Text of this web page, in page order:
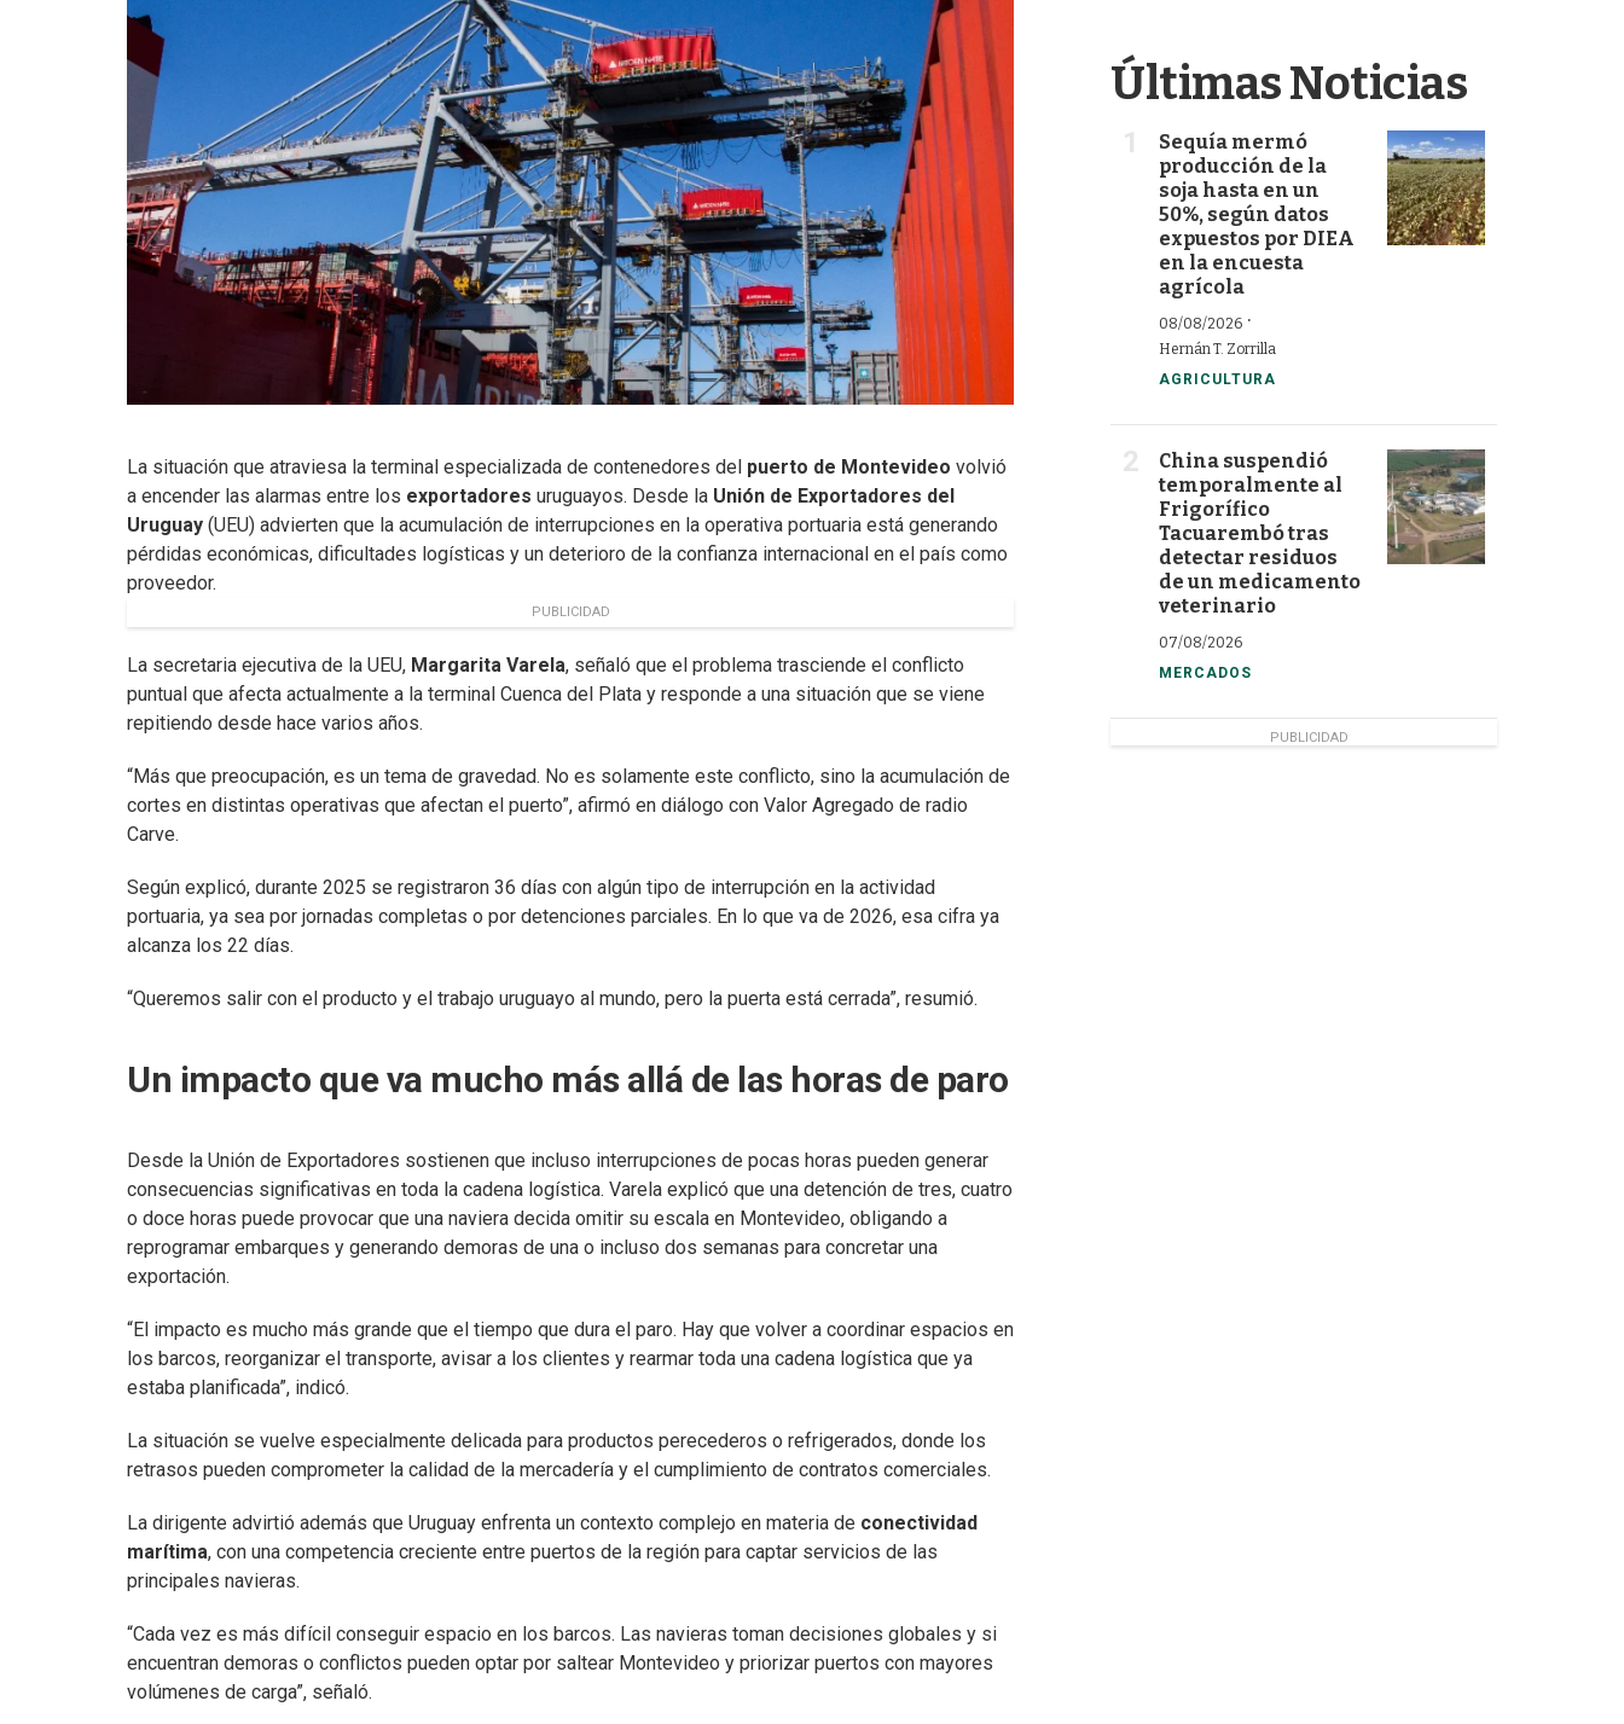
La situación que atraviesa la terminal especializada de contenedores del puerto de Montevideo volvió
a encender las alarmas entre los exportadores uruguayos. Desde la Unión de Exportadores del
Uruguay (UEU) advierten que la acumulación de interrupciones en la operativa portuaria está generando
pérdidas económicas, dificultades logísticas y un deterioro de la confianza internacional en el país como
proveedor.
PUBLICIDAD
La secretaria ejecutiva de la UEU, Margarita Varela, señaló que el problema trasciende el conflicto
puntual que afecta actualmente a la terminal Cuenca del Plata y responde a una situación que se viene
repitiendo desde hace varios años.
“Más que preocupación, es un tema de gravedad. No es solamente este conflicto, sino la acumulación de
cortes en distintas operativas que afectan el puerto”, afirmó en diálogo con Valor Agregado de radio
Carve.
Según explicó, durante 2025 se registraron 36 días con algún tipo de interrupción en la actividad
portuaria, ya sea por jornadas completas o por detenciones parciales. En lo que va de 2026, esa cifra ya
alcanza los 22 días.
“Queremos salir con el producto y el trabajo uruguayo al mundo, pero la puerta está cerrada”, resumió.
Un impacto que va mucho más allá de las horas de paro
Desde la Unión de Exportadores sostienen que incluso interrupciones de pocas horas pueden generar
consecuencias significativas en toda la cadena logística. Varela explicó que una detención de tres, cuatro
o doce horas puede provocar que una naviera decida omitir su escala en Montevideo, obligando a
reprogramar embarques y generando demoras de una o incluso dos semanas para concretar una
exportación.
“El impacto es mucho más grande que el tiempo que dura el paro. Hay que volver a coordinar espacios en
los barcos, reorganizar el transporte, avisar a los clientes y rearmar toda una cadena logística que ya
estaba planificada”, indicó.
La situación se vuelve especialmente delicada para productos perecederos o refrigerados, donde los
retrasos pueden comprometer la calidad de la mercadería y el cumplimiento de contratos comerciales.
La dirigente advirtió además que Uruguay enfrenta un contexto complejo en materia de conectividad
marítima, con una competencia creciente entre puertos de la región para captar servicios de las
principales navieras.
“Cada vez es más difícil conseguir espacio en los barcos. Las navieras toman decisiones globales y si
encuentran demoras o conflictos pueden optar por saltear Montevideo y priorizar puertos con mayores
volúmenes de carga”, señaló.
Últimas Noticias
Sequía mermó
producción de la
soja hasta en un
50%, según datos
expuestos por DIEA
en la encuesta
agrícola
08/08/2026 ·
Hernán T. Zorrilla
AGRICULTURA
China suspendió
temporalmente al
Frigorífico
Tacuarembó tras
detectar residuos
de un medicamento
veterinario
07/08/2026
MERCADOS
PUBLICIDAD